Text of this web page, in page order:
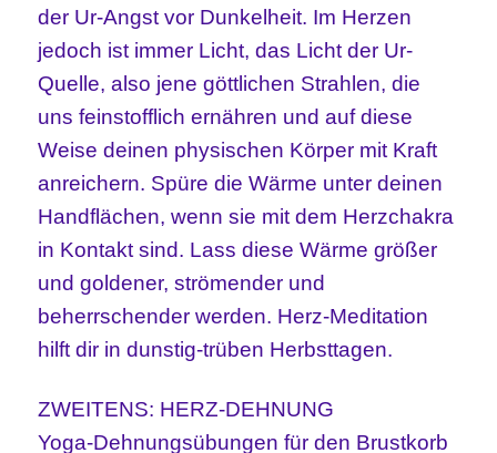
der Ur-Angst vor Dunkelheit. Im Herzen
jedoch ist immer Licht, das Licht der Ur-
Quelle, also jene göttlichen Strahlen, die
uns feinstofflich ernähren und auf diese
Weise deinen physischen Körper mit Kraft
anreichern. Spüre die Wärme unter deinen
Handflächen, wenn sie mit dem Herzchakra
in Kontakt sind. Lass diese Wärme größer
und goldener, strömender und
beherrschender werden. Herz-Meditation
hilft dir in dunstig-trüben Herbsttagen.
ZWEITENS: HERZ-DEHNUNG
Yoga-Dehnungsübungen für den Brustkorb